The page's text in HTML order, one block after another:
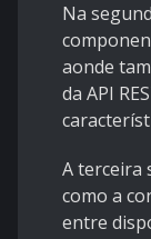
Na
aonde
da API
A terceira
como a
entre